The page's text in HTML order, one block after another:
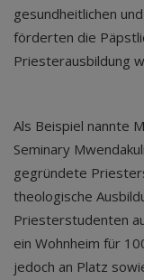
gesundheitlichen
förderten die
Priesterausbildung
Als Beispiel nannte
Seminary
gegründete
theologische
Priesterstudenten
ein Wohnheim für
jedoch an Platz